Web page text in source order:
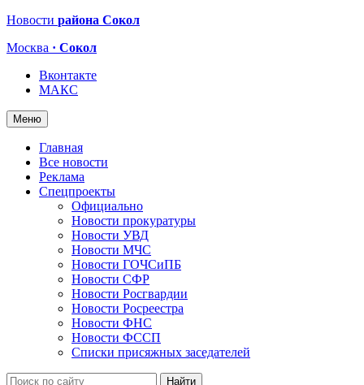
Новости района Сокол
Москва · Сокол
Вконтакте
МАКС
Меню
Главная
Все новости
Реклама
Спецпроекты
Официально
Новости прокуратуры
Новости УВД
Новости МЧС
Новости ГОЧСиПБ
Новости СФР
Новости Росгвардии
Новости Росреестра
Новости ФНС
Новости ФССП
Списки присяжных заседателей